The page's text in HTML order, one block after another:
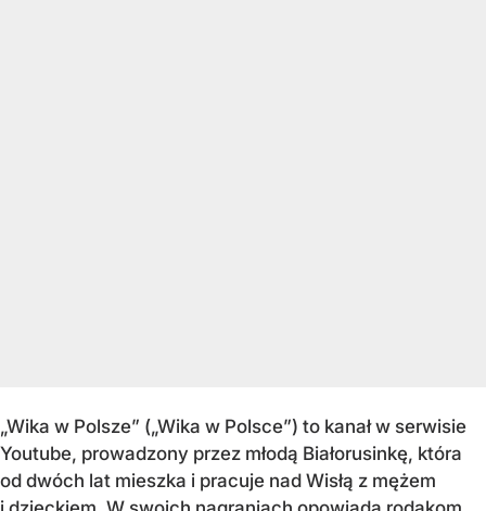
„Wika w Polsze” („Wika w Polsce”) to kanał w serwisie
Youtube, prowadzony przez młodą Białorusinkę, która
od dwóch lat mieszka i pracuje nad Wisłą z mężem